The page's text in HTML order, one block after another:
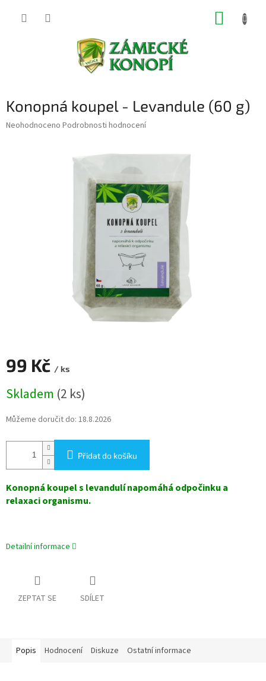
Konopná koupel - Levandule (60 g)
Průměrné
Neohodnoceno Podrobnosti hodnocení
99 Kč / ks
cena:
Skladem (2 ks)
Můžeme doručit do: 18.8.2026
Přidat do košíku
Konopná koupel s levandulí napomáhá odpočinku a
relaxaci organismu.
Detailní informace
ZEPTAT SE SDÍLET
Popis Hodnocení Diskuze Ostatní informace